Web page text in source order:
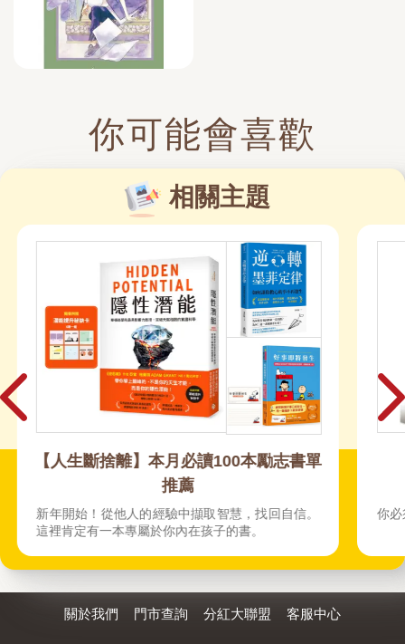
你可能會喜歡
相關主題
財經商管
你必須知道的財經趨勢x職場工作x理財重點！
關於我們 門市查詢 分紅大聯盟 客服中心